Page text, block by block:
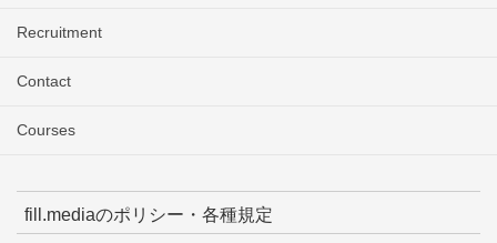
Recruitment
Contact
Courses
fill.mediaのポリシー・各種規定